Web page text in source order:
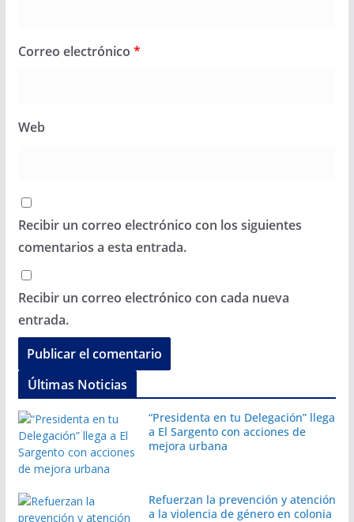
Correo electrónico *
Web
Recibir un correo electrónico con los siguientes
comentarios a esta entrada.
Recibir un correo electrónico con cada nueva
entrada.
Últimas Noticias
“Presidenta en tu Delegación” llega
a El Sargento con acciones de
mejora urbana
Refuerzan la prevención y atención
a la violencia de género en colonia